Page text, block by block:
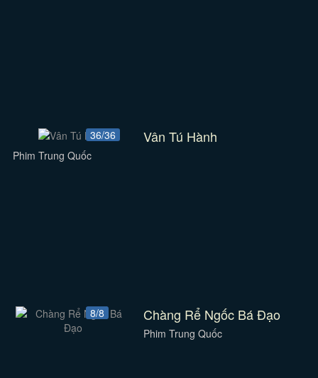
36/36 Vân Tú Hành
Phim Trung Quốc
8/8 Chàng Rể Ngốc Bá Đạo
Phim Trung Quốc